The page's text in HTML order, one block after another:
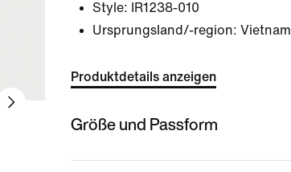
Style:
IR1238-010
Ursprungsland/-region: Vietnam
Produktdetails anzeigen
Größe und Passform